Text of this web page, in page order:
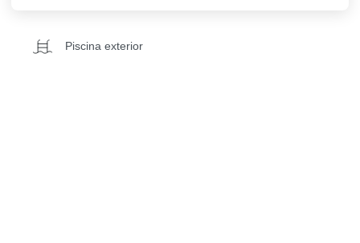
Piscina exterior